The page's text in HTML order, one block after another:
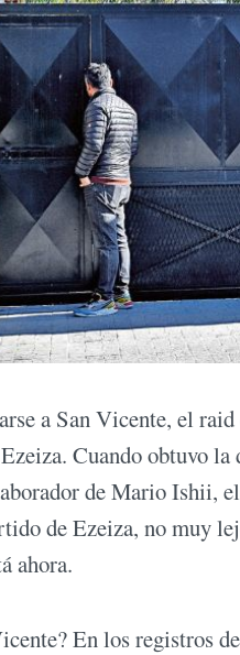
a San Vicente, el
Cuando obtuvo
de Mario Ishii,
de Ezeiza, no muy
ahora.
En los registros